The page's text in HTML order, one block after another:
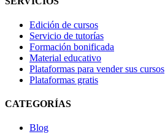
Edición de cursos
Servicio de tutorías
Formación bonificada
Material educativo
Plataformas para vender sus cursos
Plataformas gratis
CATEGORÍAS
Blog